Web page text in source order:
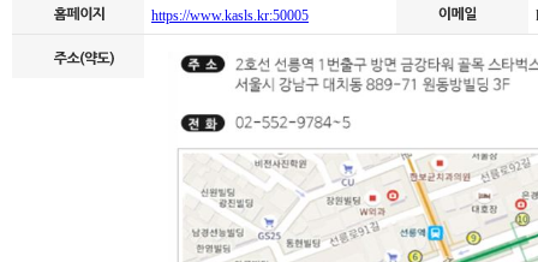
https://www.kasls.kr:50005